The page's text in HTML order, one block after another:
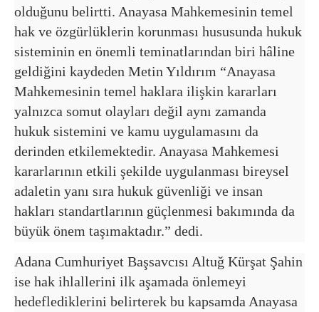
olduğunu belirtti. Anayasa Mahkemesinin temel
hak ve özgürlüklerin korunması hususunda hukuk
sisteminin en önemli teminatlarından biri hâline
geldiğini kaydeden Metin Yıldırım “Anayasa
Mahkemesinin temel haklara ilişkin kararları
yalnızca somut olayları değil aynı zamanda
hukuk sistemini ve kamu uygulamasını da
derinden etkilemektedir. Anayasa Mahkemesi
kararlarının etkili şekilde uygulanması bireysel
adaletin yanı sıra hukuk güvenliği ve insan
hakları standartlarının güçlenmesi bakımında da
büyük önem taşımaktadır.” dedi.
Adana Cumhuriyet Başsavcısı Altuğ Kürşat Şahin
ise hak ihlallerini ilk aşamada önlemeyi
hedeflediklerini belirterek bu kapsamda Anayasa